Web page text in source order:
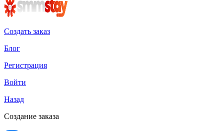
Создать заказ
Блог
Регистрация
Войти
Назад
Создание заказа